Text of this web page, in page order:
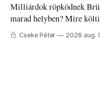
Milliárdok röpködnek
marad helyben? Mire
Cseke Péter 2026 aug.